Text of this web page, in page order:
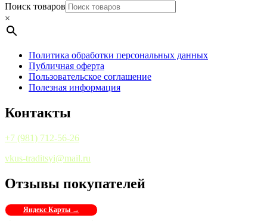
Поиск товаров
×
Политика обработки персональных данных
Публичная оферта
Пользовательское соглашение
Полезная информация
Контакты
+7 (981) 712-56-26
vkus-traditsyi@mail.ru
Отзывы покупателей
Яндекс Карты →